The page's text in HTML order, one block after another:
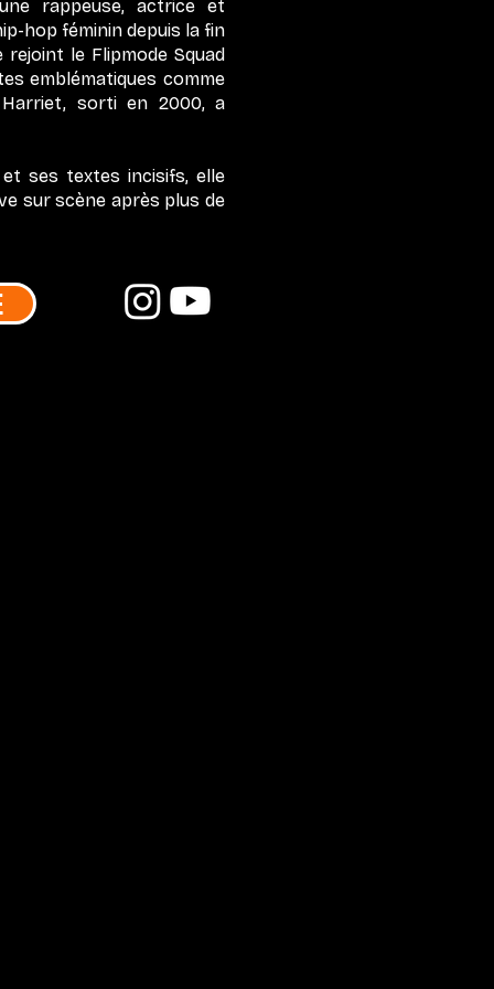
rappeuse, actrice et
hop féminin depuis la fin
rejoint le Flipmode Squad
emblématiques comme
sorti en 2000, a
ses textes incisifs, elle
sur scène après plus de